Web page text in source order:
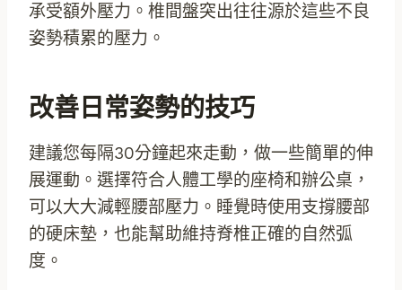
承受額外壓力。椎間盤突出往往源於這些不良
姿勢積累的壓力。
改善日常姿勢的技巧
建議您每隔30分鐘起來走動，做一些簡單的伸
展運動。選擇符合人體工學的座椅和辦公桌，
可以大大減輕腰部壓力。睡覺時使用支撐腰部
的硬床墊，也能幫助維持脊椎正確的自然弧
度。